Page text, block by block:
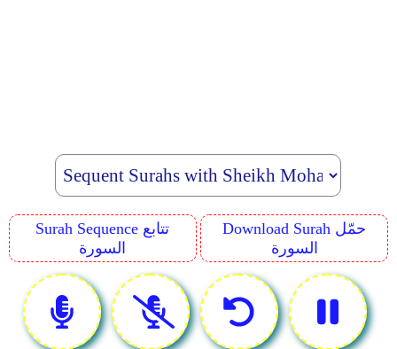
Surah Sequence تتابع
السورة
Download Surah حمّل
السورة